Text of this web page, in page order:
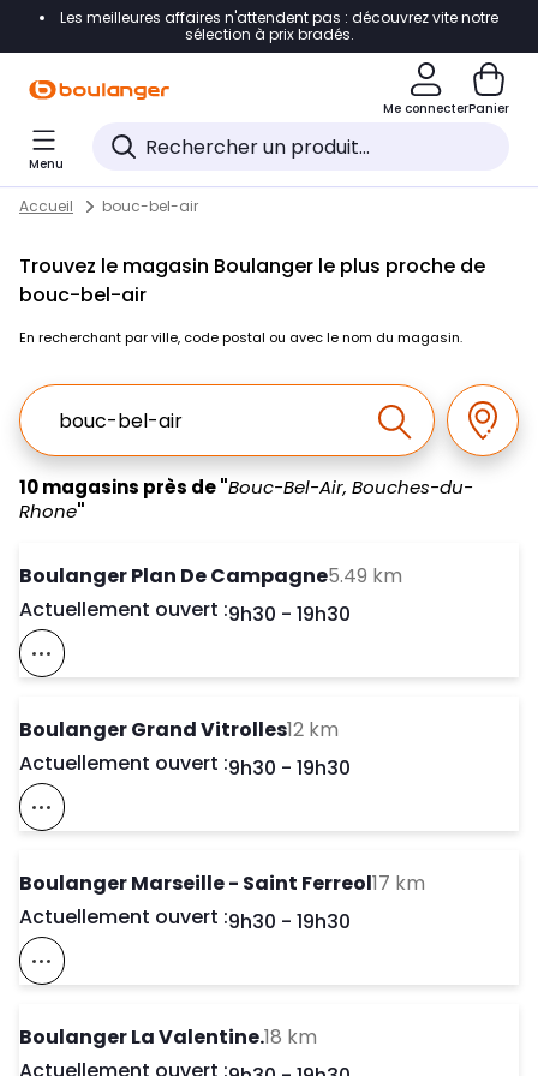
Accéder directement à la navigation
Accéder directement au pied de page
Accéder directement au chatbot
Les meilleures affaires n'attendent pas : découvrez vite notre
sélection à prix bradés.
Me connecterPanier
Menu
Skip to content
Return to Nav
Accueil bouc-bel-air
Trouvez le magasin Boulanger le plus proche de
bouc-bel-air
En recherchant par ville, code postal ou avec le nom du magasin.
Ville, Region, Code postal ou Ville & Pays
Effectuer la
10 magasins près de "Bouc-Bel-Air, Bouches-du-
Rhone"
Boulanger Plan De Campagne5.49 km
Actuellement ouvert :Day of the Week
9h30 - 19h30
Voir Ce Magasin Sur La Carte
Boulanger Grand Vitrolles12 km
Actuellement ouvert :Day of the Week
9h30 - 19h30
Voir Ce Magasin Sur La Carte
Boulanger Marseille - Saint Ferreol17 km
Actuellement ouvert :Day of the Week
9h30 - 19h30
Voir Ce Magasin Sur La Carte
Boulanger La Valentine.18 km